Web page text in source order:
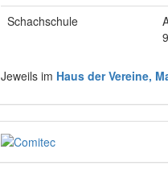
Schachschule
Jeweils im Haus der Vereine,